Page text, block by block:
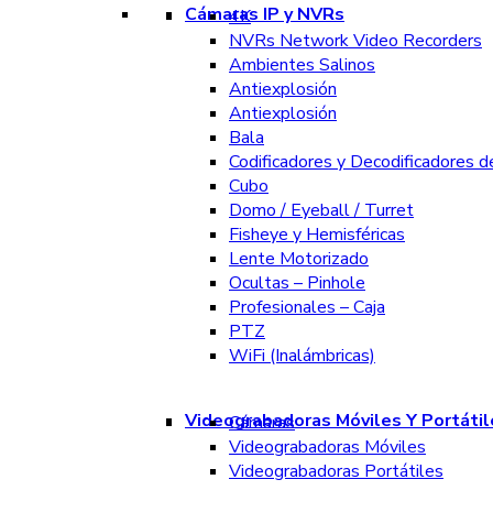
Cámaras IP y NVRs
4K
NVRs Network Video Recorders
Ambientes Salinos
Antiexplosión
Antiexplosión
Bala
Codificadores y Decodificadores
Cubo
Domo / Eyeball / Turret
Fisheye y Hemisféricas
Lente Motorizado
Ocultas – Pinhole
Profesionales – Caja
PTZ
WiFi (Inalámbricas)
Videograbadoras Móviles Y
Cámaras
Videograbadoras Móviles
Videograbadoras Portátiles